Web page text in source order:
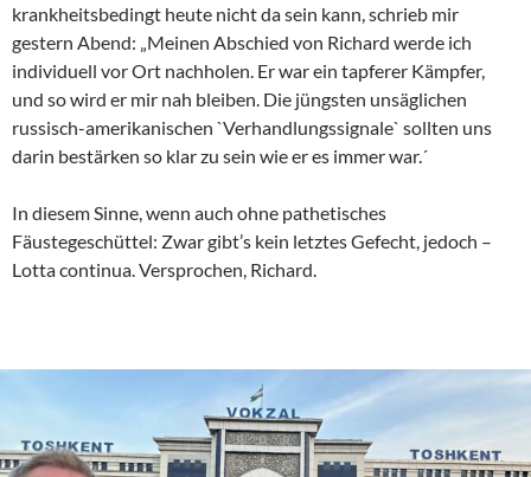
krankheitsbedingt heute nicht da sein kann, schrieb mir
gestern Abend: „Meinen Abschied von Richard werde ich
individuell vor Ort nachholen. Er war ein tapferer Kämpfer,
und so wird er mir nah bleiben. Die jüngsten unsäglichen
russisch-amerikanischen `Verhandlungssignale` sollten uns
darin bestärken so klar zu sein wie er es immer war.´
In diesem Sinne, wenn auch ohne pathetisches
Fäustegeschüttel: Zwar gibt’s kein letztes Gefecht, jedoch –
Lotta continua. Versprochen, Richard.